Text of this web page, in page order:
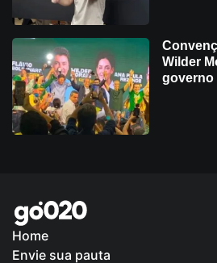
Wilder
governo
Home
Envie sua pauta